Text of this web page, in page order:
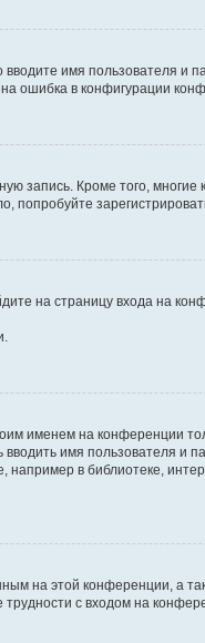
имя пользователя
ошибка в конфигурации
запись. Кроме того,
на страницу входа на
именем на конференции
имя пользователя и
в библиотеке,
на этой конференции, а
с входом на